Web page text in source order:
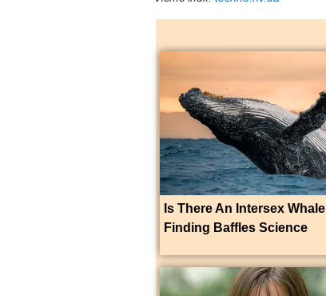
Is There An Intersex
Finding Baffles Science